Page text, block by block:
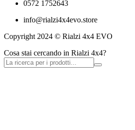
0572 1752643
info@rialzi4x4evo.store
Copyright 2024 © Rialzi 4x4 EVO
Cosa stai cercando in Rialzi 4x4?